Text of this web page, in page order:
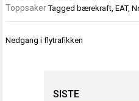
Toppsaker Tagged bærekraft,EAT,
Innleggsnavigasjon
Nedgang i flytrafikken
SISTE